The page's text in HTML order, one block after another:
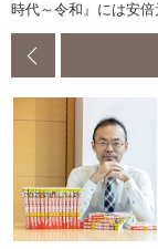
時代～令和』には安